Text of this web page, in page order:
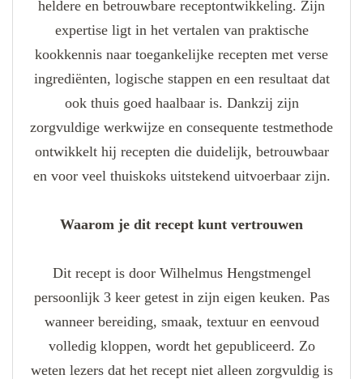
heldere en betrouwbare receptontwikkeling. Zijn
expertise ligt in het vertalen van praktische
kookkennis naar toegankelijke recepten met verse
ingrediënten, logische stappen en een resultaat dat
ook thuis goed haalbaar is. Dankzij zijn
zorgvuldige werkwijze en consequente testmethode
ontwikkelt hij recepten die duidelijk, betrouwbaar
en voor veel thuiskoks uitstekend uitvoerbaar zijn.
Waarom je dit recept kunt vertrouwen
Dit recept is door Wilhelmus Hengstmengel
persoonlijk 3 keer getest in zijn eigen keuken. Pas
wanneer bereiding, smaak, textuur en eenvoud
volledig kloppen, wordt het gepubliceerd. Zo
weten lezers dat het recept niet alleen zorgvuldig is